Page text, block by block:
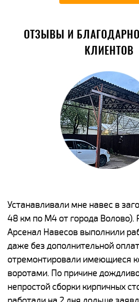
ОТЗЫВЫ И
КЛИЕНТОВ
Устанавливали мне навес в
48 км по М4 от города Волово).
Арсенал Навесов выполнили
даже без дополнительной
отремонтировали имеющиеся
воротами. По причине
непростой сборки кирпичных